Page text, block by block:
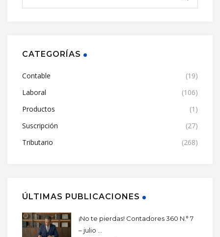
CATEGORÍAS
Contable
(19)
Laboral
(106)
Productos
(1)
Suscripción
(27)
Tributario
(268)
ÚLTIMAS PUBLICACIONES
¡No te pierdas! Contadores 360 N.° 7
– julio ...